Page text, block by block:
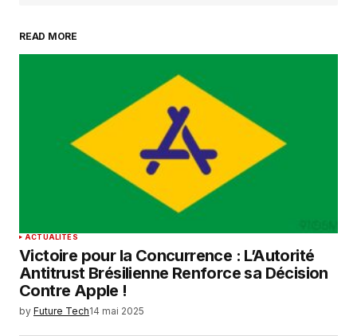
Your Name
Enregistrer mon nom, mon e-mail et mon
site dans le navigateur pour mon prochain
commentaire.
READ MORE
ACTUALITÉS
Victoire pour la Concurrence : L’Autorité
Antitrust Brésilienne Renforce sa Décision
Contre Apple !
by Future Tech14 mai 2025